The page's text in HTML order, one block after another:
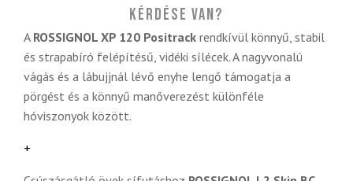
Kérdése van?
A ROSSIGNOL XP 120 Positrack rendkívül könnyű, stabil
és strapabíró felépítésű, vidéki sílécek. A nagyvonalú
vágás és a lábujjnál lévő enyhe lengő támogatja a
pörgést és a könnyű manőverezést különféle
hóviszonyok között.
+